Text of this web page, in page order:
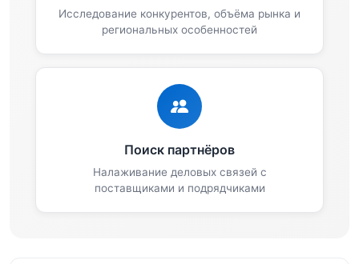
Исследование конкурентов, объёма рынка и
региональных особенностей
Поиск партнёров
Налаживание деловых связей с
поставщиками и подрядчиками